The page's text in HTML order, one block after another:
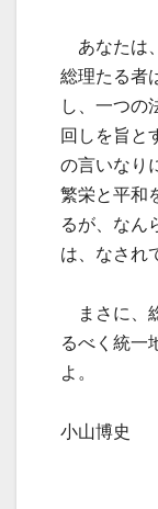
あなたは
総理たる者
し、一つの
回しを旨と
の言いなり
繁栄と平和
るが、なん
は、なされ
まさに、
るべく統一
よ。
小山博史